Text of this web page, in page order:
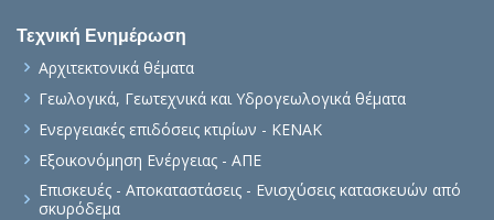
Τεχνική Ενημέρωση
Αρχιτεκτονικά θέματα
Γεωλογικά, Γεωτεχνικά και Υδρογεωλογικά θέματα
Ενεργειακές επιδόσεις κτιρίων - ΚΕΝΑΚ
Εξοικονόμηση Ενέργειας - ΑΠΕ
Επισκευές - Αποκαταστάσεις - Ενισχύσεις κατασκευών από
σκυρόδεμα